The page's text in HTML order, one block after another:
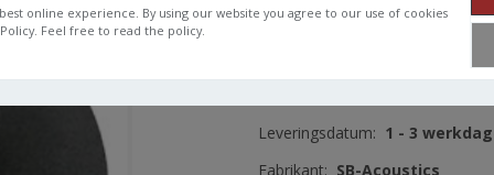
online experience. By using our website you agree to our use of cookies
Feel free to read the policy.
Fine weave soft fabric dome
Leveringsdatum: 1 - 3
Fabrikant: SB-Acoustics